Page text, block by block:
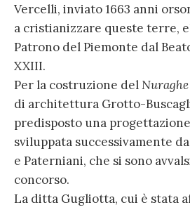
Vercelli, inviato 1663 anni
a cristianizzare queste terre,
Patrono del Piemonte dal
XXIII.
Per la costruzione del
di architettura Grotto-
predisposto una
sviluppata successivamente
e Paterniani, che si sono
concorso.
La ditta Gugliotta, cui è stata